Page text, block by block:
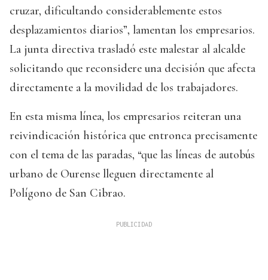
cruzar, dificultando considerablemente estos
desplazamientos diarios”, lamentan los empresarios.
La junta directiva trasladó este malestar al alcalde
solicitando que reconsidere una decisión que afecta
directamente a la movilidad de los trabajadores.
En esta misma línea, los empresarios reiteran una
reivindicación histórica que entronca precisamente
con el tema de las paradas, “que las líneas de autobús
urbano de Ourense lleguen directamente al
Polígono de San Cibrao.